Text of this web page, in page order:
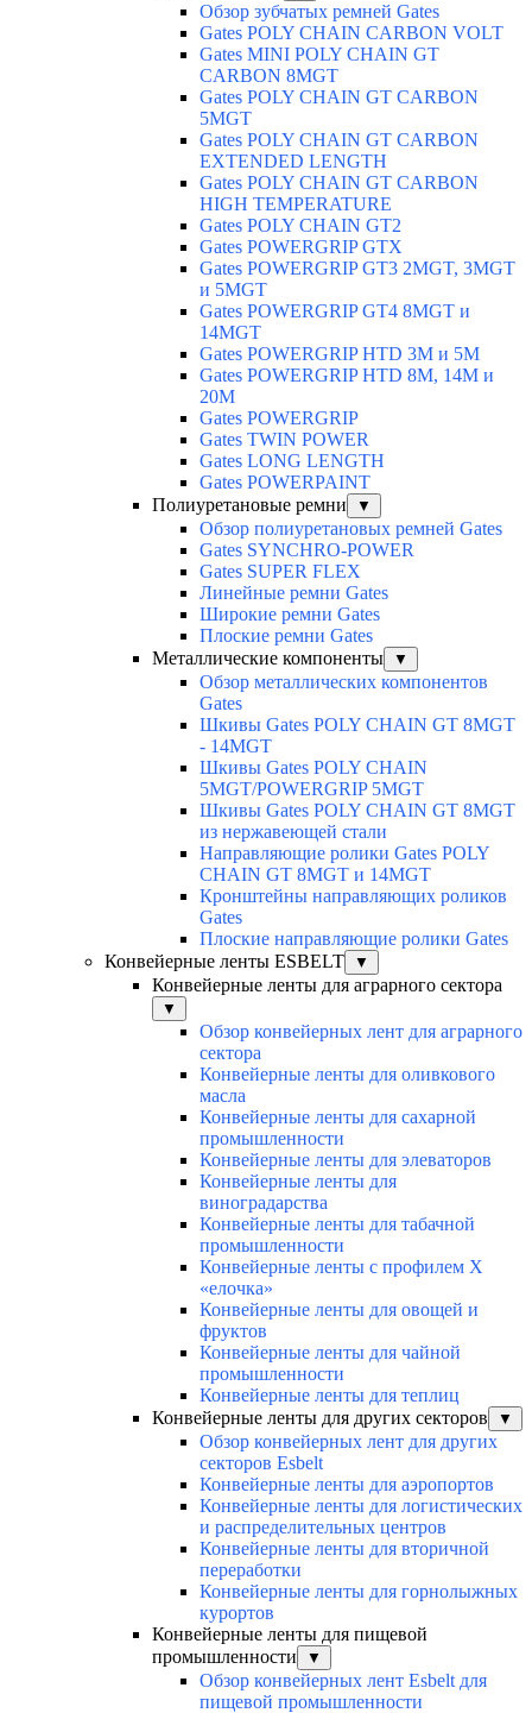
Обзор зубчатых ремней Gates
Gates POLY CHAIN CARBON VOLT
Gates MINI POLY CHAIN GT
CARBON 8MGT
Gates POLY CHAIN GT CARBON
5MGT
Gates POLY CHAIN GT CARBON
EXTENDED LENGTH
Gates POLY CHAIN GT CARBON
HIGH TEMPERATURE
Gates POLY CHAIN GT2
Gates POWERGRIP GTX
Gates POWERGRIP GT3 2MGT, 3MGT
и 5MGT
Gates POWERGRIP GT4 8MGT и
14MGT
Gates POWERGRIP HTD 3M и 5M
Gates POWERGRIP HTD 8M, 14M и
20M
Gates POWERGRIP
Gates TWIN POWER
Gates LONG LENGTH
Gates POWERPAINT
Полиуретановые ремни
▼
Обзор полиуретановых ремней Gates
Gates SYNCHRO-POWER
Gates SUPER FLEX
Линейные ремни Gates
Широкие ремни Gates
Плоские ремни Gates
Металлические компоненты
▼
Обзор металлических компонентов
Gates
Шкивы Gates POLY CHAIN GT 8MGT
- 14MGT
Шкивы Gates POLY CHAIN
5MGT/POWERGRIP 5MGT
Шкивы Gates POLY CHAIN GT 8MGT
из нержавеющей стали
Направляющие ролики Gates POLY
CHAIN GT 8MGT и 14MGT
Кронштейны направляющих роликов
Gates
Плоские направляющие ролики Gates
Конвейерные ленты ESBELT
▼
Конвейерные ленты для аграрного сектора
▼
Обзор конвейерных лент для аграрного
сектора
Конвейерные ленты для оливкового
масла
Конвейерные ленты для сахарной
промышленности
Конвейерные ленты для элеваторов
Конвейерные ленты для
виноградарства
Конвейерные ленты для табачной
промышленности
Конвейерные ленты с профилем Х
«елочка»
Конвейерные ленты для овощей и
фруктов
Конвейерные ленты для чайной
промышленности
Конвейерные ленты для теплиц
Конвейерные ленты для других секторов
▼
Обзор конвейерных лент для других
секторов Esbelt
Конвейерные ленты для аэропортов
Конвейерные ленты для логистических
и распределительных центров
Конвейерные ленты для вторичной
переработки
Конвейерные ленты для горнолыжных
курортов
Конвейерные ленты для пищевой
промышленности
▼
Обзор конвейерных лент Esbelt для
пищевой промышленности